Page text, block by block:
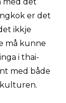
er det
ikkje
må kunne
i thai-
med både